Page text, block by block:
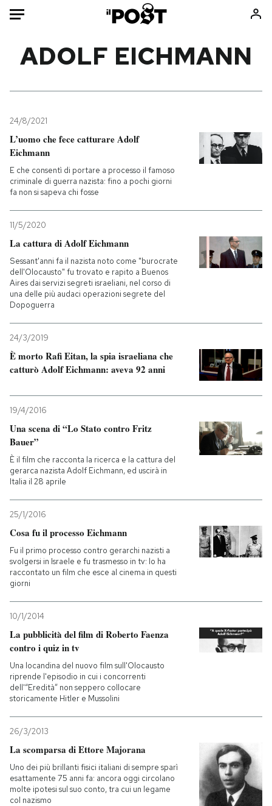
Mondo
Politica
Tecnologia
Internet
Scienza
Economia
Sport
Ok Boomer!
Mondiali calcio 2026
PODCAST
NEWSLETTER
SHOP
CALENDARIO
AREA PERSONALE
ADOLF EICHMANN
24/8/2021
L’uomo che fece catturare Adolf
Eichmann
E che consentì di portare a processo il famoso
criminale di guerra nazista: fino a pochi giorni
fa non si sapeva chi fosse
11/5/2020
La cattura di Adolf Eichmann
Sessant'anni fa il nazista noto come "burocrate
dell'Olocausto" fu trovato e rapito a Buenos
Aires dai servizi segreti israeliani, nel corso di
una delle più audaci operazioni segrete del
Dopoguerra
24/3/2019
È morto Rafi Eitan, la spia israeliana che
catturò Adolf Eichmann: aveva 92 anni
19/4/2016
Una scena di “Lo Stato contro Fritz
Bauer”
È il film che racconta la ricerca e la cattura del
gerarca nazista Adolf Eichmann, ed uscirà in
Italia il 28 aprile
25/1/2016
Cosa fu il processo Eichmann
Fu il primo processo contro gerarchi nazisti a
svolgersi in Israele e fu trasmesso in tv: lo ha
raccontato un film che esce al cinema in questi
giorni
10/1/2014
La pubblicità del film di Roberto Faenza
contro i quiz in tv
Una locandina del nuovo film sull'Olocausto
riprende l'episodio in cui i concorrenti
dell'“Eredità” non seppero collocare
storicamente Hitler e Mussolini
26/3/2013
La scomparsa di Ettore Majorana
Uno dei più brillanti fisici italiani di sempre sparì
esattamente 75 anni fa: ancora oggi circolano
molte ipotesi sul suo conto, tra cui un legame
col nazismo